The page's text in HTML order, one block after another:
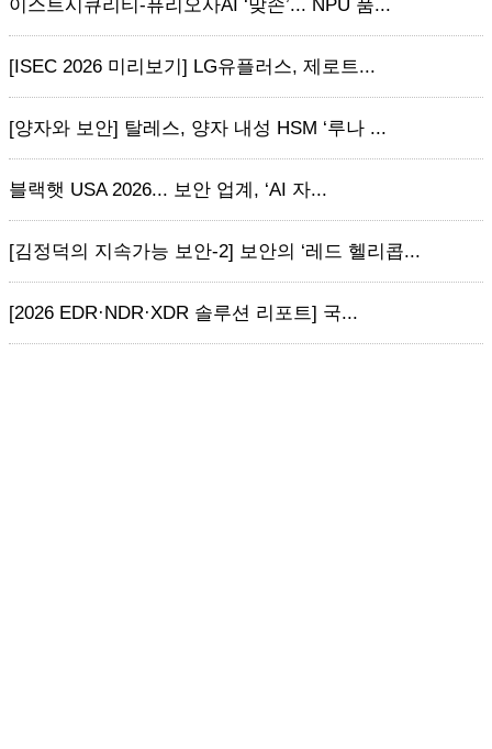
이스트시큐리티-퓨리오사AI ‘맞손’... NPU 품...
[ISEC 2026 미리보기] LG유플러스, 제로트...
[양자와 보안] 탈레스, 양자 내성 HSM ‘루나 ...
블랙햇 USA 2026... 보안 업계, ‘AI 자...
[김정덕의 지속가능 보안-2] 보안의 ‘레드 헬리콥...
[2026 EDR·NDR·XDR 솔루션 리포트] 국...